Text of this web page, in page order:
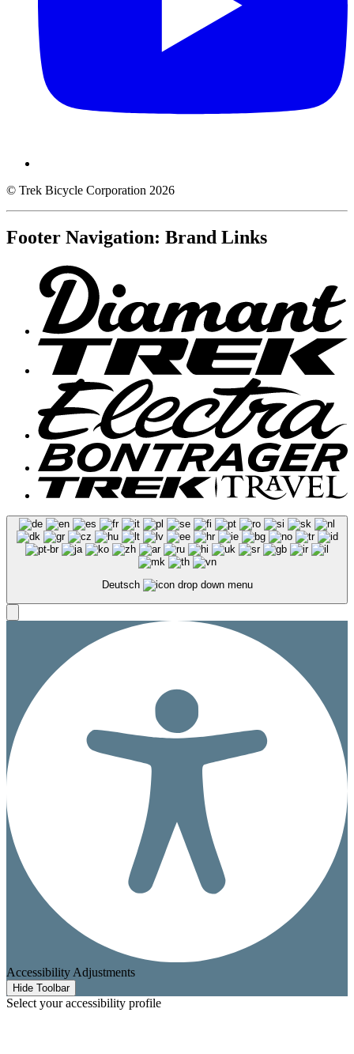
© Trek Bicycle Corporation 2026
Footer Navigation: Brand Links
Deutsch
Accessibility Adjustments
Hide Toolbar
Select your accessibility profile